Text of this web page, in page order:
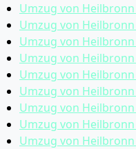
Umzug von
Umzug von
Umzug von Heilbronn
Umzug von
Umzug von
Umzug von
Umzug von
Umzug von
Umzug von